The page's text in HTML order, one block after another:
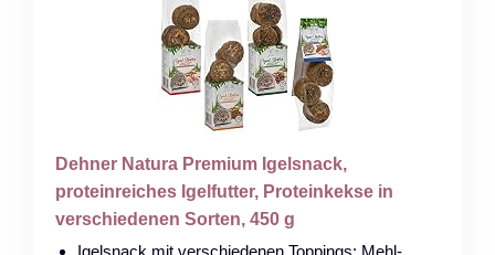
Dehner Natura Premium Igelsnack,
proteinreiches Igelfutter, Proteinkekse in
verschiedenen Sorten, 450 g
Igelsnack mit verschiedenen Toppings: Mehl-,